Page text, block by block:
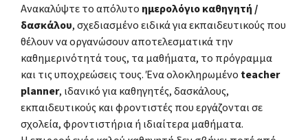
Ανακαλύψτε το απόλυτο ημερολόγιο καθηγητή /
δασκάλου, σχεδιασμένο ειδικά για εκπαιδευτικούς που
θέλουν να οργανώσουν αποτελεσματικά την
καθημερινότητά τους, τα μαθήματα, το πρόγραμμα
και τις υποχρεώσεις τους. Ένα ολοκληρωμένο teacher
planner, ιδανικό για καθηγητές, δασκάλους,
εκπαιδευτικούς και φροντιστές που εργάζονται σε
σχολεία, φροντιστήρια ή ιδιαίτερα μαθήματα.